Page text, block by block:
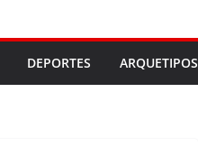
DEPORTES ARQUETIPOS